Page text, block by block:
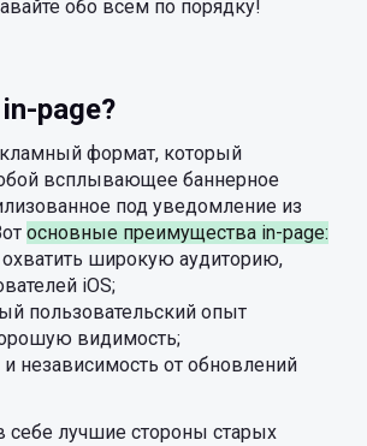
обо всем по порядку!
page?
формат, который
всплывающее баннерное
под уведомление из
основные преимущества in-page:
широкую аудиторию,
iOS;
пользовательский опыт
видимость;
независимость от обновлений
себе лучшие стороны старых